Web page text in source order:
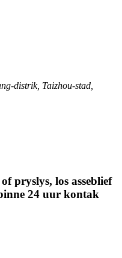
distrik, Taizhou-stad,
pryslys, los asseblief
24 uur kontak